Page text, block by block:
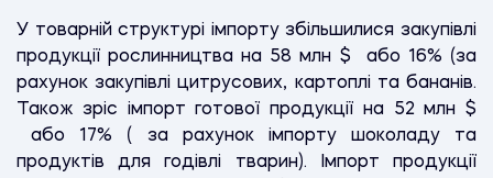
У товарній структурі імпорту збільшилися закупівлі
продукції рослинництва на 58 млн $
або 16% (за
рахунок закупівлі цитрусових, картоплі та бананів.
Також зріс імпорт готової продукції на 52 млн $
або 17% ( за рахунок імпорту шоколаду та
продуктів для годівлі тварин). Імпорт продукції